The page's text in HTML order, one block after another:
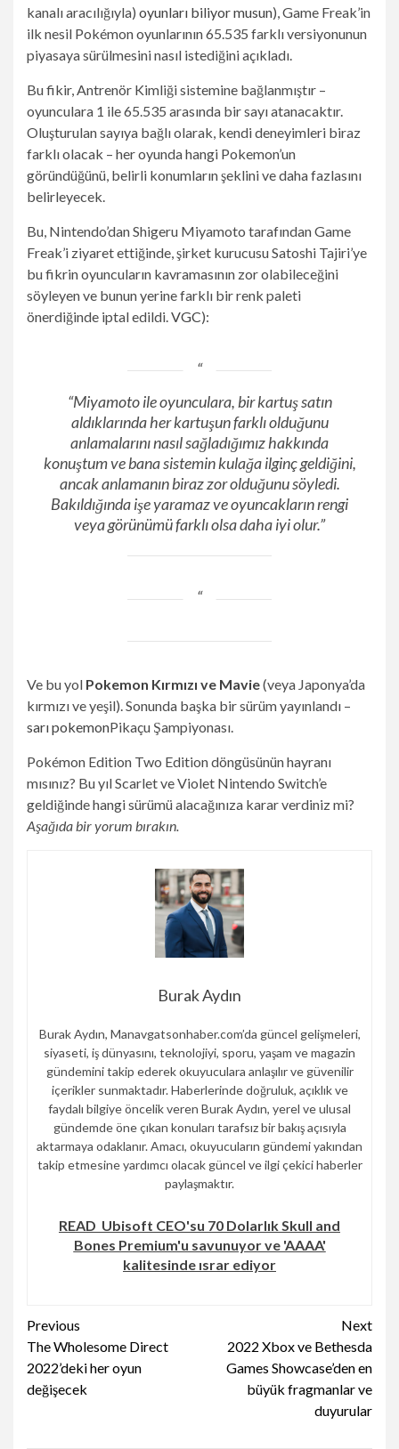
kanalı aracılığıyla) oyunları biliyor musun), Game Freak’in
ilk nesil Pokémon oyunlarının 65.535 farklı versiyonunun
piyasaya sürülmesini nasıl istediğini açıkladı.
Bu fikir, Antrenör Kimliği sistemine bağlanmıştır –
oyunculara 1 ile 65.535 arasında bir sayı atanacaktır.
Oluşturulan sayıya bağlı olarak, kendi deneyimleri biraz
farklı olacak – her oyunda hangi Pokemon’un
göründüğünü, belirli konumların şeklini ve daha fazlasını
belirleyecek.
Bu, Nintendo’dan Shigeru Miyamoto tarafından Game
Freak’i ziyaret ettiğinde, şirket kurucusu Satoshi Tajiri’ye
bu fikrin oyuncuların kavramasının zor olabileceğini
söyleyen ve bunun yerine farklı bir renk paleti
önerdiğinde iptal edildi.VGC):
“Miyamoto ile oyunculara, bir kartuş satın
aldıklarında her kartuşun farklı olduğunu
anlamalarını nasıl sağladığımız hakkında
konuştum ve bana sistemin kulağa ilginç geldiğini,
ancak anlamanın biraz zor olduğunu söyledi.
Bakıldığında işe yaramaz ve oyuncakların rengi
veya görünümü farklı olsa daha iyi olur.”
Ve bu yol Pokemon Kırmızı ve Mavie(veya Japonya’da
kırmızı ve yeşil). Sonunda başka bir sürüm yayınlandı –
sarı pokemonPikaçu Şampiyonası.
Pokémon Edition Two Edition döngüsünün hayranı
mısınız? Bu yıl Scarlet ve Violet Nintendo Switch’e
geldiğinde hangi sürümü alacağınıza karar verdiniz mi?
Aşağıda bir yorum bırakın.
Burak Aydın
Burak Aydın, Manavgatsonhaber.com’da güncel gelişmeleri,
siyaseti, iş dünyasını, teknolojiyi, sporu, yaşam ve magazin
gündemini takip ederek okuyuculara anlaşılır ve güvenilir
içerikler sunmaktadır. Haberlerinde doğruluk, açıklık ve
faydalı bilgiye öncelik veren Burak Aydın, yerel ve ulusal
gündemde öne çıkan konuları tarafsız bir bakış açısıyla
aktarmaya odaklanır. Amacı, okuyucuların gündemi yakından
takip etmesine yardımcı olacak güncel ve ilgi çekici haberler
paylaşmaktır.
READ Ubisoft CEO'su 70 Dolarlık Skull and
Bones Premium'u savunuyor ve 'AAAA'
kalitesinde ısrar ediyor
Continue
Reading
Previous
The Wholesome Direct
2022’deki her oyun
değişecek
Next
2022 Xbox ve Bethesda
Games Showcase’den en
büyük fragmanlar ve
duyurular